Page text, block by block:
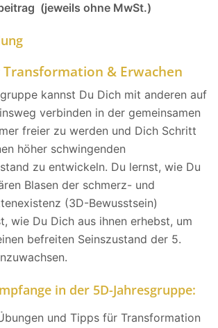
(jeweils ohne MwSt.)
Transformation & Erwachen
kannst Du Dich mit anderen auf
verbinden in der gemeinsamen
freier zu werden und Dich Schritt
höher schwingenden
zu entwickeln. Du lernst, wie Du
Blasen der schmerz- und
(3D-Bewusstsein)
wie Du Dich aus ihnen erhebst, um
befreiten Seinszustand der 5.
in der 5D-Jahresgruppe:
und Tipps für Transformation